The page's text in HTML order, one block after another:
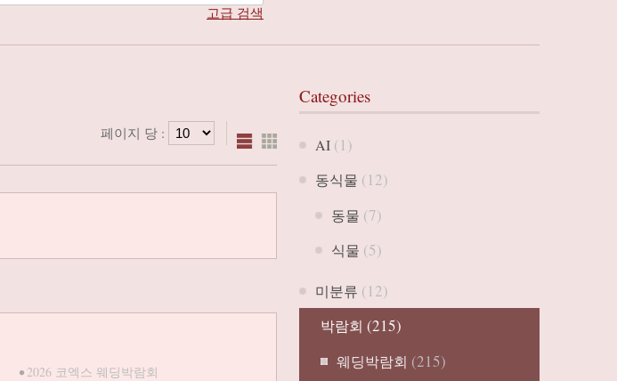
고급 검색
페이지 당 :
• 2026 코엑스 웨딩박람회
Categories
AI (1)
동식물 (12)
동물 (7)
식물 (5)
미분류 (12)
박람회 (215)
웨딩박람회 (215)